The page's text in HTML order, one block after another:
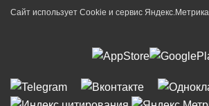
Сайт использует Cookie и сервиc Яндекс.Метрика